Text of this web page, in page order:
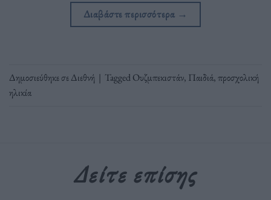
Διαβάστε περισσότερα →
Δημοσιεύθηκε σεΔιεθνή | TaggedΟυζμπεκιστάν, Παιδιά,προσχολική
ηλικία
Δείτε επίσης